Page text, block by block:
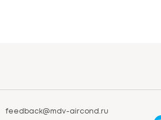
feedback@mdv-aircond.ru